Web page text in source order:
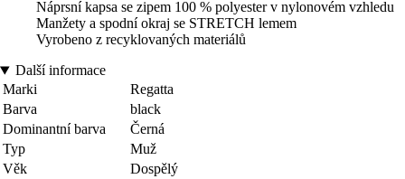
Náprsní kapsa se zipem 100 % polyester v nylonovém vzhledu
Manžety a spodní okraj se STRETCH lemem
Vyrobeno z recyklovaných materiálů
Další informace
Marki
Regatta
Barva
black
Dominantní barva
Černá
Typ
Muž
Věk
Dospělý